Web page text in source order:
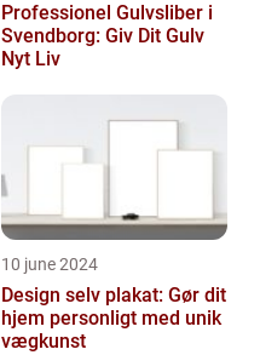
Professionel Gulvsliber i
Svendborg: Giv Dit Gulv
Nyt Liv
10 june 2024
Design selv plakat: Gør dit
hjem personligt med unik
vægkunst